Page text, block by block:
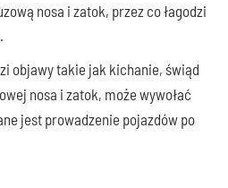
nosa i zatok, przez co łagodzi
objawy takie jak kichanie, świąd
nosa i zatok, może wywołać
jest prowadzenie pojazdów po